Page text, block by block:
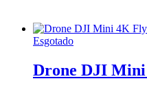
Esgotado
Drone DJI